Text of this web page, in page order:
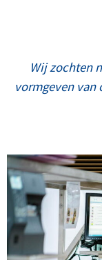
Wij zochten
vormgeven van